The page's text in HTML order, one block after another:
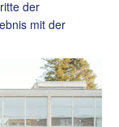
der
mit der